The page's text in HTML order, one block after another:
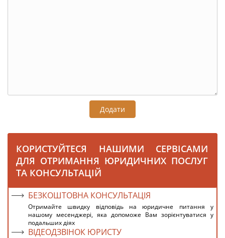
Додати
КОРИСТУЙТЕСЯ НАШИМИ СЕРВІСАМИ
ДЛЯ ОТРИМАННЯ ЮРИДИЧНИХ ПОСЛУГ
ТА КОНСУЛЬТАЦІЙ
БЕЗКОШТОВНА КОНСУЛЬТАЦІЯ
Отримайте швидку відповідь на юридичне питання у
нашому месенджері, яка допоможе Вам зорієнтуватися у
подальших діях
ВІДЕОДЗВІНОК ЮРИСТУ